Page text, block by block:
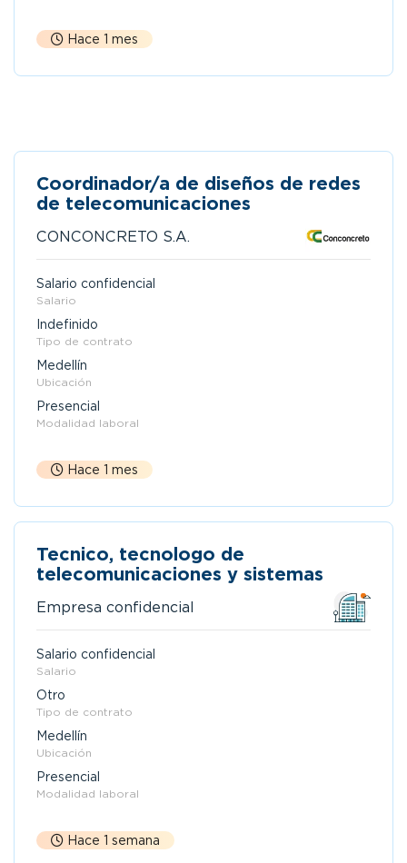
Hace 1 mes
Coordinador/a de diseños de redes
de telecomunicaciones
CONCONCRETO S.A.
Salario confidencial
Salario
Indefinido
Tipo de contrato
Medellín
Ubicación
Presencial
Modalidad laboral
Hace 1 mes
Tecnico, tecnologo de
telecomunicaciones y sistemas
Empresa confidencial
Salario confidencial
Salario
Otro
Tipo de contrato
Medellín
Ubicación
Presencial
Modalidad laboral
Hace 1 semana